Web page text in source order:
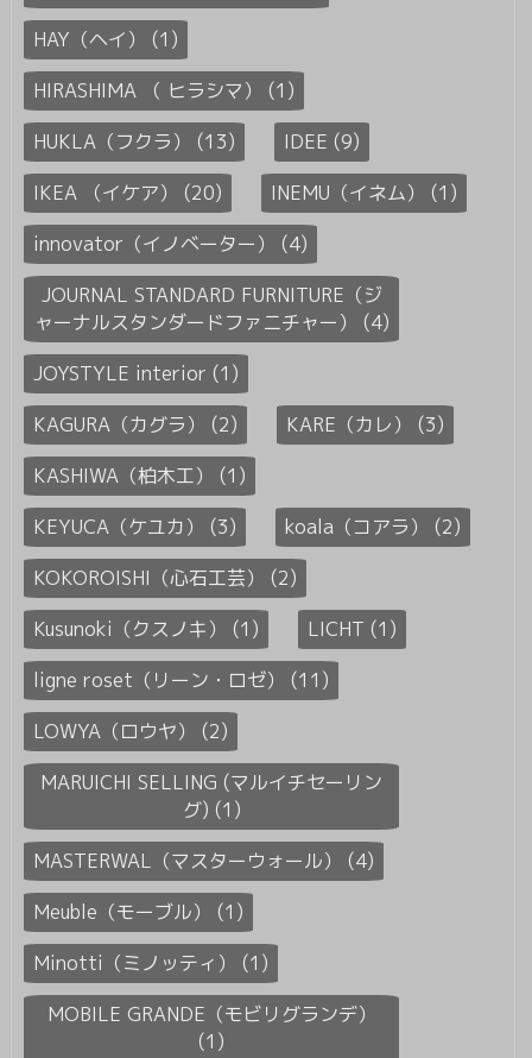
HAY（ヘイ） (1)
HIRASHIMA （ ヒラシマ） (1)
HUKLA（フクラ） (13)
IDEE (9)
IKEA （イケア） (20)
INEMU（イネム） (1)
innovator（イノベーター） (4)
JOURNAL STANDARD FURNITURE（ジ
ャーナルスタンダードファニチャー） (4)
JOYSTYLE interior (1)
KAGURA（カグラ） (2)
KARE（カレ） (3)
KASHIWA（柏木工） (1)
KEYUCA（ケユカ） (3)
koala（コアラ） (2)
KOKOROISHI（心石工芸） (2)
Kusunoki（クスノキ） (1)
LICHT (1)
ligne roset（リーン・ロゼ） (11)
LOWYA（ロウヤ） (2)
MARUICHI SELLING (マルイチセーリン
グ) (1)
MASTERWAL（マスターウォール） (4)
Meuble（モーブル） (1)
Minotti（ミノッティ） (1)
MOBILE GRANDE（モビリグランデ）
(1)